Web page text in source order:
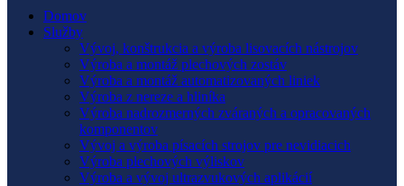
Domov
Služby
Vývoj, konštrukcia a výroba lisovacích nástrojov
Výroba a montáž plechových zostáv
Výroba a montáž automatizovaných liniek
Výroba z nereze a hliníka
Výroba nadrozmerných zváraných a opracovaných
komponentov
Vývoj a výroba písacích strojov pre nevidiacich
Výroba plechových výliskov
Výroba a vývoj ultrazvukových aplikácií